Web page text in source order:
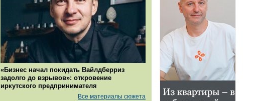
«Бизнес начал покидать Вайлдберриз
задолго до взрывов»: откровение
иркутского предпринимателя
Все материалы сюжета